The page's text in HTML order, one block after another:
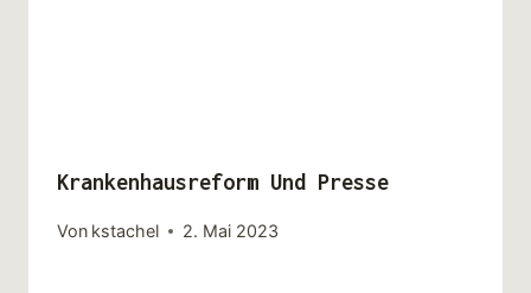
Krankenhausreform Und Presse
Von kstachel 2. Mai 2023